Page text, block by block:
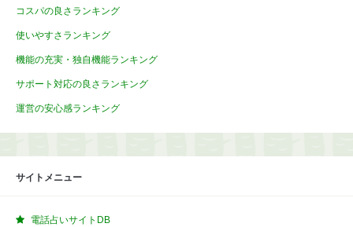
コスパの良さランキング
使いやすさランキング
機能の充実・独自機能ランキング
サポート対応の良さランキング
運営の安心感ランキング
サイトメニュー
電話占いサイトDB